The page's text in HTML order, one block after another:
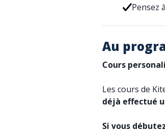
Pensez
Au
Cours
Les cours de
déjà effectué
Si vous